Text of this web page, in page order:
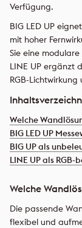
Verfügung.
BIG LED UP
mit hoher
Sie eine
LINE UP ergänzt
RGB-Lichtwirkung
Welche
BIG LED UP
BIG UP als
LINE UP als
Welche
Die passende
flexibel und